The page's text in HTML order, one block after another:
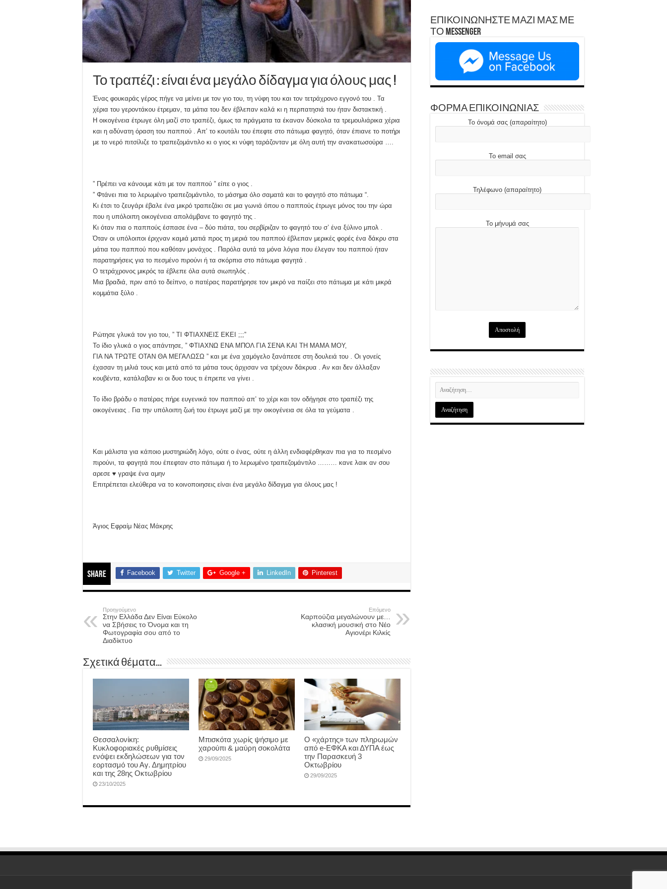
Το τραπέζι : είναι ένα μεγάλο δίδαγμα για όλους μας !
Ένας φουκαράς γέρος πήγε να μείνει με τον γιο του, τη νύφη του και τον τετράχρονο εγγονό του . Τα
χέρια του γεροντάκου έτρεμαν, τα μάτια του δεν έβλεπαν καλά κι η περπατησιά του ήταν διστακτική .
Η οικογένεια έτρωγε όλη μαζί στο τραπέζι, όμως τα πράγματα τα έκαναν δύσκολα τα τρεμουλιάρικα χέρια
και η αδύνατη όραση του παππού . Απ’ το κουτάλι του έπεφτε στο πάτωμα φαγητό, όταν έπιανε το ποτήρι
με το νερό πιτσίλιζε το τραπεζομάντιλο κι ο γιος κι νύφη ταράζονταν με όλη αυτή την ανακατωσούρα ….
” Πρέπει να κάνουμε κάτι με τον παππού ” είπε ο γιος .
” Φτάνει πια το λερωμένο τραπεζομάντιλο, το μάσημα όλο σαματά και το φαγητό στο πάτωμα “.
Κι έτσι το ζευγάρι έβαλε ένα μικρό τραπεζάκι σε μια γωνιά όπου ο παππούς έτρωγε μόνος του την ώρα
που η υπόλοιπη οικογένεια απολάμβανε το φαγητό της .
Κι όταν πια ο παππούς έσπασε ένα – δύο πιάτα, του σερβίριζαν το φαγητό του σ’ ένα ξύλινο μπολ .
Όταν οι υπόλοιποι έριχναν καμιά ματιά προς τη μεριά του παππού έβλεπαν μερικές φορές ένα δάκρυ στα
μάτια του παππού που καθόταν μονάχος . Παρόλα αυτά τα μόνα λόγια που έλεγαν του παππού ήταν
παρατηρήσεις για το πεσμένο πιρούνι ή τα σκόρπια στο πάτωμα φαγητά .
Ο τετράχρονος μικρός τα έβλεπε όλα αυτά σιωπηλός .
Μια βραδιά, πριν από το δείπνο, ο πατέρας παρατήρησε τον μικρό να παίζει στο πάτωμα με κάτι μικρά
κομμάτια ξύλο .
Ρώτησε γλυκά τον γιο του, ” ΤΙ ΦΤΙΑΧΝΕΙΣ ΕΚΕΙ ;;;”
Το ίδιο γλυκά ο γιος απάντησε, ” ΦΤΙΑΧΝΩ ΕΝΑ ΜΠΟΛ ΓΙΑ ΣΕΝΑ ΚΑΙ ΤΗ ΜΑΜΑ ΜΟΥ,
ΓΙΑ ΝΑ ΤΡΩΤΕ ΟΤΑΝ ΘΑ ΜΕΓΑΛΩΣΩ ” και με ένα χαμόγελο ξανάπεσε στη δουλειά του . Οι γονείς
έχασαν τη μιλιά τους και μετά από τα μάτια τους άρχισαν να τρέχουν δάκρυα . Αν και δεν άλλαξαν
κουβέντα, κατάλαβαν κι οι δυο τους τι έπρεπε να γίνει .
Το ίδιο βράδυ ο πατέρας πήρε ευγενικά τον παππού απ’ το χέρι και τον οδήγησε στο τραπέζι της
οικογένειας . Για την υπόλοιπη ζωή του έτρωγε μαζί με την οικογένεια σε όλα τα γεύματα .
Και μάλιστα για κάποιο μυστηριώδη λόγο, ούτε ο ένας, ούτε η άλλη ενδιαφέρθηκαν πια για το πεσμένο
πιρούνι, τα φαγητά που έπεφταν στο πάτωμα ή το λερωμένο τραπεζομάντιλο ……… κανε λαικ αν σου
αρεσε ♥️ γραψε ένα αμην
Επιτρέπεται ελεύθερα να το κοινοποιησεις είναι ένα μεγάλο δίδαγμα για όλους μας !
Άγιος Εφραίμ Νέας Μάκρης
Share Facebook Twitter Google + LinkedIn Pinterest
Προηγούμενο
Στην Ελλάδα Δεν Είναι Εύκολο
να Σβήσεις το Όνομα και τη
Φωτογραφία σου από το
Διαδίκτυο
Επόμενο
Καρπούζια μεγαλώνουν με…
κλασική μουσική στο Νέο
Αγιονέρι Κιλκίς
Σχετικά θέματα...
Θεσσαλονίκη:
Κυκλοφοριακές ρυθμίσεις
ενόψει εκδηλώσεων για τον
εορτασμό του Αγ. Δημητρίου
και της 28ης Οκτωβρίου
23/10/2025
Μπισκότα χωρίς ψήσιμο με
χαρούπι & μαύρη σοκολάτα
29/09/2025
Ο «χάρτης» των πληρωμών
από e-ΕΦΚΑ και ΔΥΠΑ έως
την Παρασκευή 3
Οκτωβρίου
29/09/2025
ΕΠΙΚΟΙΝΩΝΗΣΤΕ ΜΑΖΙ ΜΑΣ ΜΕ
ΤΟ Messenger
ΦΟΡΜΑ ΕΠΙΚΟΙΝΩΝΙΑΣ
Το όνομά σας (απαραίτητο)
Το email σας
Τηλέφωνο (απαραίτητο)
Το μήνυμά σας